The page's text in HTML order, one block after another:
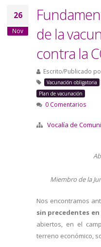
a
la
navegación
26
Nov
de la
contra la
Escrito/Publicado
Vacunación obligatoria
Plan de vacunación
0 Comentarios
Vocalía de
Miembro de la
Nos encontramos
sin precedentes
abiertos, en el
terreno económico,